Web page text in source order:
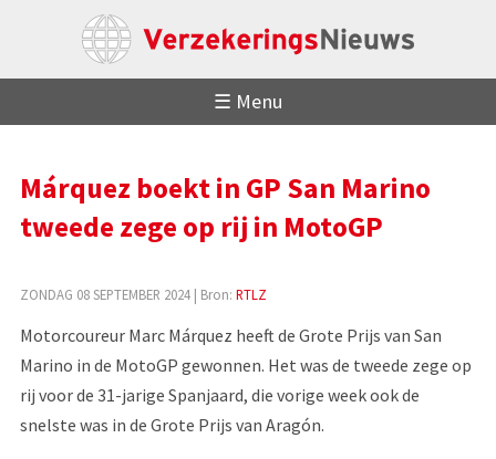
☰ Menu
Márquez boekt in GP San Marino
tweede zege op rij in MotoGP
ZONDAG 08 SEPTEMBER 2024| Bron: RTLZ
Motorcoureur Marc Márquez heeft de Grote Prijs van San
Marino in de MotoGP gewonnen. Het was de tweede zege op
rij voor de 31-jarige Spanjaard, die vorige week ook de
snelste was in de Grote Prijs van Aragón.